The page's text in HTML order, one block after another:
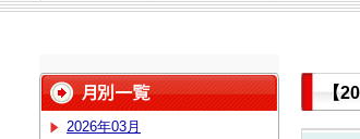
2026年03月
【